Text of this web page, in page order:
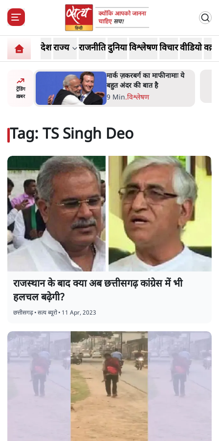
देशराज्य राजनीतिदुनियाविश्लेषणविचारवीडियो
ट्रेंडिंग
ख़बर
भागवत
मार्क ज़करबर्ग का माफीनामाः ये
बहुत अंदर की बात है
9 Min.विश्लेषण
Tag: TS Singh Deo
राजस्थान के बाद क्या अब छत्तीसगढ़ कांग्रेस में भी
हलचल बढ़ेगी?
छत्तीसगढ़•सत्य ब्यूरो• 11 Apr, 2023